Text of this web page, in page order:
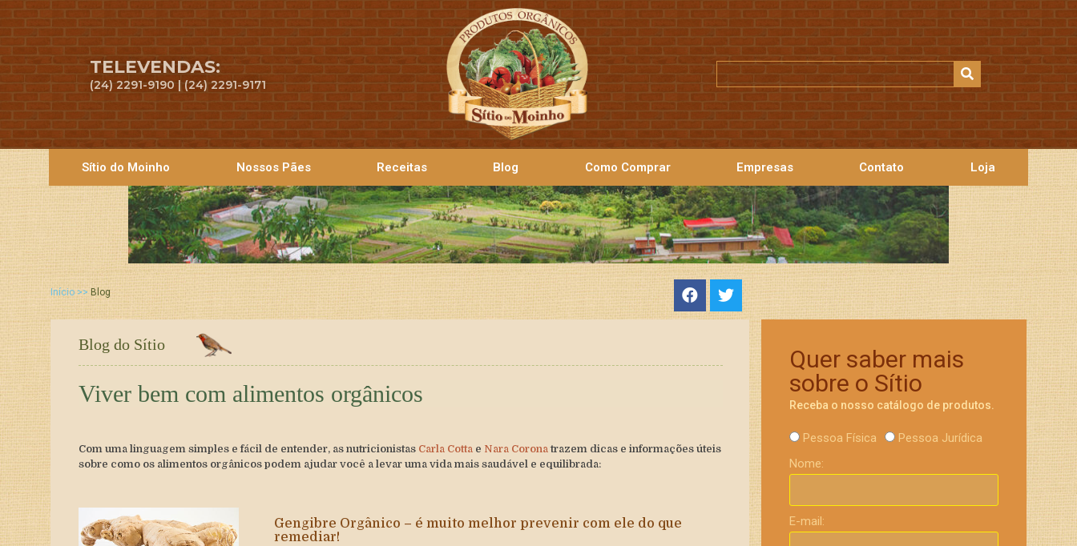
TELEVENDAS:
(24) 2291-9190 | (24) 2291-9171
Sítio do Moinho Nossos Pães Receitas Blog Como Comprar Empresas Contato Loja
Início >> Blog
Blog do Sítio
Viver bem com alimentos orgânicos
Com uma linguagem simples e fácil de entender, as nutricionistas Carla Cotta e Nara Coronatrazem dicas e informações úteis
sobre como os alimentos orgânicos podem ajudar você a levar uma vida mais saudável e equilibrada:
Gengibre Orgânico – é muito melhor prevenir com ele do que
remediar!
Quer saber mais
sobre o Sítio
Receba o nosso catálogo de produtos.
Pessoa Física
Pessoa Jurídica
Nome:
E-mail: